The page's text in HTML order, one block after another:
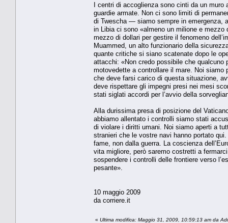
I centri di accoglienza sono cinti da un
guardie armate. Non ci sono limiti di
di Twescha — siamo sempre in emergenza,
in Libia ci sono «almeno un milione e mezzo
mezzo di dollari per gesti­re il fenomeno
Muammed, un alto funzionario della
quante critiche si siano scatenate dopo le
attacchi: «Non credo possibi­le che qualcuno
motovedette a controllare il ma­re. Noi siamo
che deve farsi carico di que­sta situazione,
deve rispettare gli impe­gni presi nei mesi
stati siglati accordi per l’avvio della
Alla durissima presa di posizione del
abbiamo allentato i controlli sia­mo stati
di violare i diritti umani. Noi siamo aperti a
stranieri che le vostre navi han­no portato
fame, non dalla guerra. La coscien­za
vita migliore, però saremo costretti a
sospendere i controlli delle frontiere verso
pesante».
10 maggio 2009
da corriere.it
« Ultima modifica: Maggio 31, 2009, 10:59:13 am da